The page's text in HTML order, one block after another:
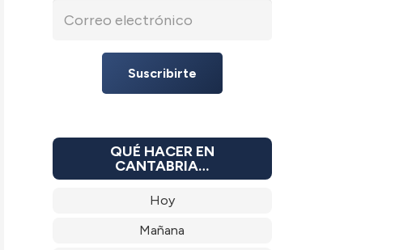
Suscribirte
QUÉ HACER EN
CANTABRIA…
Hoy
Mañana